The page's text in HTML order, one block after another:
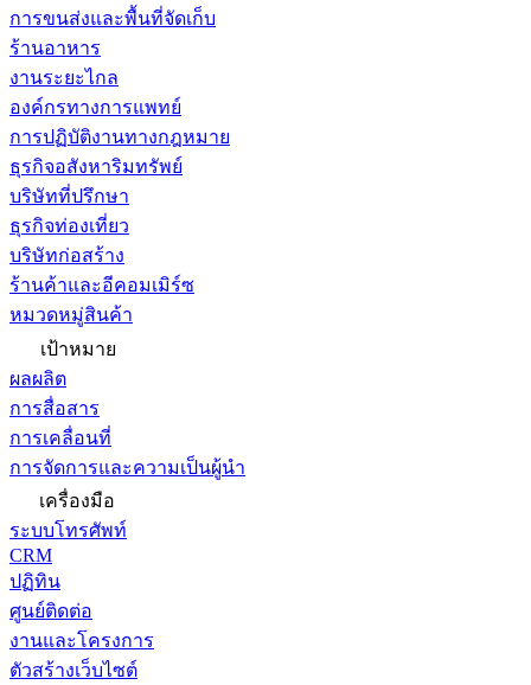
การขนส่งและพื้นที่จัดเก็บ
ร้านอาหาร
งานระยะไกล
องค์กรทางการแพทย์
การปฏิบัติงานทางกฎหมาย
ธุรกิจอสังหาริมทรัพย์
บริษัทที่ปรึกษา
ธุรกิจท่องเที่ยว
บริษัทก่อสร้าง
ร้านค้าและอีคอมเมิร์ซ
หมวดหมู่สินค้า
เป้าหมาย
ผลผลิต
การสื่อสาร
การเคลื่อนที่
การจัดการและความเป็นผู้นำ
เครื่องมือ
ระบบโทรศัพท์
CRM
ปฏิทิน
ศูนย์ติดต่อ
งานและโครงการ
ตัวสร้างเว็บไซต์